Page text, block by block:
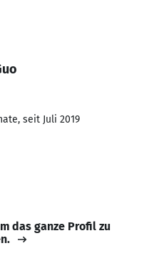
seit Juli 2019
das ganze Profil zu